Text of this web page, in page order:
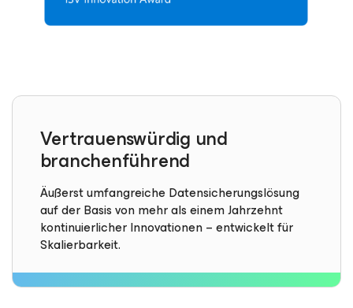
Vertrauenswürdig und
branchenführend
Äußerst umfangreiche Datensicherungslösung
auf der Basis von mehr als einem Jahrzehnt
kontinuierlicher Innovationen – entwickelt für
Skalierbarkeit.